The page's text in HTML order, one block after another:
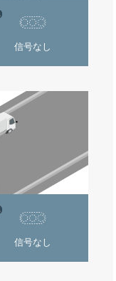
信号なし
信号なし